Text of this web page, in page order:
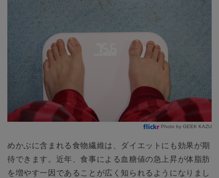
Photo by GEEK KAZU
めかぶに含まれる食物繊維は、ダイエットにも効果が期
待できます。近年、食事による血糖値の急上昇が体脂肪
を増やす一因であることが広く知られるようになりまし